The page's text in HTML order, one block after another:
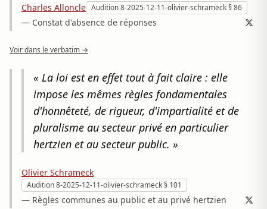
Charles Alloncle Audition 8-2025-12-11-olivier-schrameck § 86
— Constat d'absence de réponses
Voir dans le verbatim →
« La loi est en effet tout à fait claire : elle
impose les mêmes règles fondamentales
d'honnêteté, de rigueur, d'impartialité et de
pluralisme au secteur privé en particulier
hertzien et au secteur public. »
Olivier Schrameck
Audition 8-2025-12-11-olivier-schrameck § 101
— Règles communes au public et au privé hertzien